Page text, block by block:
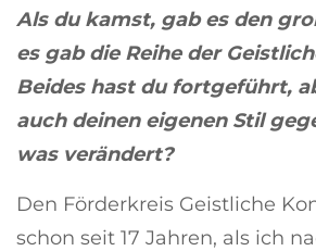
Als du kamst, gab es den
es gab die Reihe der
Beides hast du fortgeführt,
auch deinen eigenen Stil
was verändert?
Den Förderkreis Geistliche
schon seit 17 Jahren, als ich